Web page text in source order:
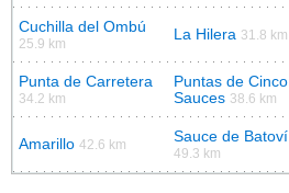
Cuchilla del Ombú
25.9 km
La Hilera 31.8 km
Punta de Carretera
34.2 km
Puntas de Cinco
Sauces 38.6 km
Amarillo 42.6 km Sauce de Batoví
49.3 km